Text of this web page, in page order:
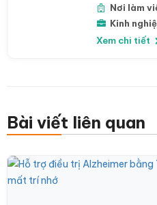
Nơi làm
Kinh
Xem chi tiết
Bài viết liên quan